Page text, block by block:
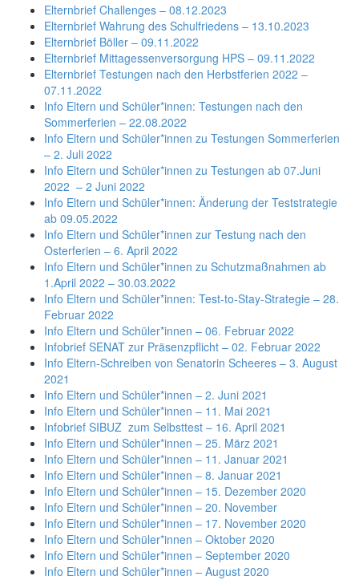
Elternbrief Challenges – 08.12.2023
Elternbrief Wahrung des Schulfriedens – 13.10.2023
Elternbrief Böller – 09.11.2022
Elternbrief Mittagessenversorgung HPS – 09.11.2022
Elternbrief Testungen nach den Herbstferien 2022 –
07.11.2022
Info Eltern und Schüler*innen: Testungen nach den
Sommerferien – 22.08.2022
Info Eltern und Schüler*innen zu Testungen Sommerferien
– 2. Juli 2022
Info Eltern und Schüler*innen zu Testungen ab 07.Juni
2022 – 2 Juni 2022
Info Eltern und Schüler*innen: Änderung der Teststrategie
ab 09.05.2022
Info Eltern und Schüler*innen zur Testung nach den
Osterferien – 6. April 2022
Info Eltern und Schüler*innen zu Schutzmaßnahmen ab
1.April 2022 – 30.03.2022
Info Eltern und Schüler*innen: Test-to-Stay-Strategie – 28.
Februar 2022
Info Eltern und Schüler*innen – 06. Februar 2022
Infobrief SENAT zur Präsenzpflicht – 02. Februar 2022
Info Eltern-Schreiben von Senatorin Scheeres – 3. August
2021
Info Eltern und Schüler*innen – 2. Juni 2021
Info Eltern und Schüler*innen – 11. Mai 2021
Infobrief SIBUZ zum Selbsttest – 16. April 2021
Info Eltern und Schüler*innen – 25. März 2021
Info Eltern und Schüler*innen – 11. Januar 2021
Info Eltern und Schüler*innen – 8. Januar 2021
Info Eltern und Schüler*innen – 15. Dezember 2020
Info Eltern und Schüler*innen – 20. November
Info Eltern und Schüler*innen – 17. November 2020
Info Eltern und Schüler*innen – Oktober 2020
Info Eltern und Schüler*innen – September 2020
Info Eltern und Schüler*innen – August 2020